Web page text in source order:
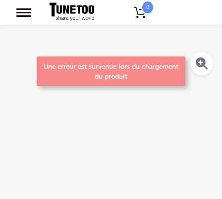
0
Une erreur est survenue lors du chargement
du produit